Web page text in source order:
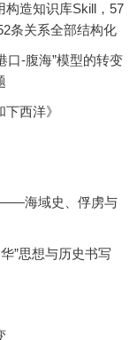
构造知识库Skill，57
条关系全部结构化
口-腹海”模型的转变
西洋》
——海域史、俘虏与
”思想与历史书写